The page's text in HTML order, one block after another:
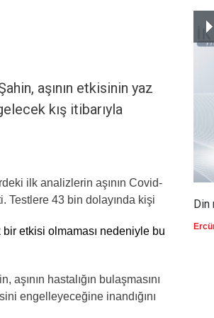
aşının etkisinin yaz
kış itibarıyla
ilk analizlerin aşının Covid-
Testlere 43 bin dolayında kişi
bir etkisi olmaması nedeniyle bu
hastalığın bulaşmasını
engelleyeceğine inandığını
Din